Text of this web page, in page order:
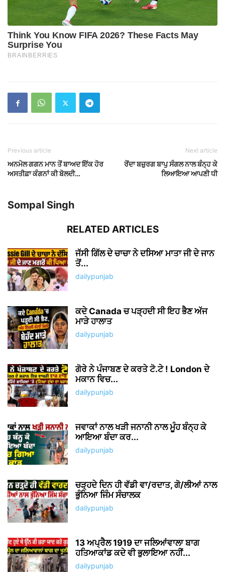
Previous article
ਅਨਮੋਲ ਗਗਨ ਮਾਨ ਤੋਂ ਬਾਅਦ ਇੱਕ ਹੋਰ
ਅਸਤੀਫ਼ਾ ਕੰਗਨਾਂ ਕੀ ਬੋਲਦੀ…
Next article
ਰੋਂਦਾ ਬਜ਼ੁਰਗ ਬਾਪੁ ਸੰਗਲ ਨਾਲ ਬੰਨ੍ਹ ਕੇ
ਲਿਆਇਆ ਆਪਣੀ ਧੀ
Sompal Singh
RELATED ARTICLES
ਜੱਸੀ ਗਿੱਲ ਦੇ ਚਾਚਾ ਨੇ ਦਸਿਆ ਮਾਤਾ ਜੀ ਦੇ ਜਾਨ
ਤੋਂ...
dailypunjab
ਕਦੇ Canada ਚ ਪੜ੍ਹਦੀ ਸੀ ਇਹ ਭੈਣ ਅੱਜ
ਮਾੜੇ ਹਾਲਾਤ
dailypunjab
ਗੋਰੇ ਨੇ ਪੰਜਾਬਣ ਦੇ ਕਰਤੇ ਟੋ.ਟੇ ! London ਦੇ
ਮਕਾਨ ਵਿਚ...
dailypunjab
ਜਵਾਕਾਂ ਨਾਲ ਖੜੀ ਜਨਾਨੀ ਨਾਲ ਮੂੰਹ ਬੰਨ੍ਹ ਕੇ
ਆਇਆ ਬੰਦਾ ਕਰ...
dailypunjab
ਚੜ੍ਹਦੇ ਦਿਨ ਹੀ ਵੱਡੀ ਵਾ/ਰਦਾਤ, ਗੋ/ਲੀਆਂ ਨਾਲ
ਭੁੰਨਿਆ ਜਿੰਮ ਸੰਚਾਲਕ
dailypunjab
13 ਅਪ੍ਰੈਲ 1919 ਦਾ ਜਲਿਆਂਵਾਲਾ ਬਾਗ
ਹਤਿਆਕਾਂਡ ਕਦੇ ਵੀ ਭੁਲਾਇਆ ਨਹੀਂ...
dailypunjab